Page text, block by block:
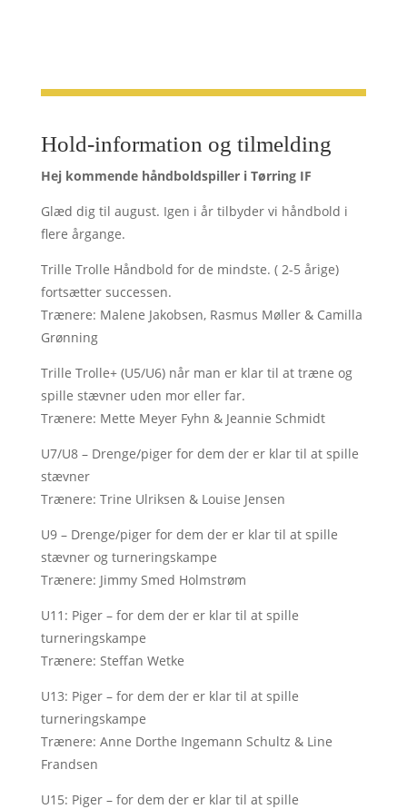
Hold-information og tilmelding
Hej kommende håndboldspiller i Tørring IF
Glæd dig til august. Igen i år tilbyder vi håndbold i
flere årgange.
Trille Trolle Håndbold for de mindste. ( 2-5 årige)
fortsætter successen.
Trænere: Malene Jakobsen, Rasmus Møller & Camilla
Grønning
Trille Trolle+ (U5/U6) når man er klar til at træne og
spille stævner uden mor eller far.
Trænere: Mette Meyer Fyhn & Jeannie Schmidt
U7/U8 – Drenge/piger for dem der er klar til at spille
stævner
Trænere: Trine Ulriksen & Louise Jensen
U9 – Drenge/piger for dem der er klar til at spille
stævner og turneringskampe
Trænere: Jimmy Smed Holmstrøm
U11: Piger – for dem der er klar til at spille
turneringskampe
Trænere: Steffan Wetke
U13: Piger – for dem der er klar til at spille
turneringskampe
Trænere: Anne Dorthe Ingemann Schultz & Line
Frandsen
U15: Piger – for dem der er klar til at spille